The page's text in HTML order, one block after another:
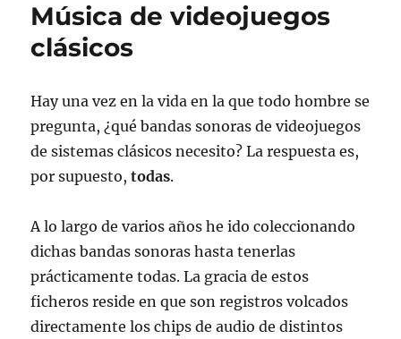
Música de videojuegos
clásicos
Hay una vez en la vida en la que todo hombre se
pregunta, ¿qué bandas sonoras de videojuegos
de sistemas clásicos necesito? La respuesta es,
por supuesto,todas.
A lo largo de varios años he ido coleccionando
dichas bandas sonoras hasta tenerlas
prácticamente todas. La gracia de estos
ficheros reside en que son registros volcados
directamente los chips de audio de distintos